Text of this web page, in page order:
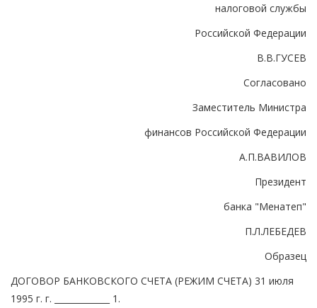
налоговой службы
Российской Федерации
В.В.ГУСЕВ
Согласовано
Заместитель Министра
финансов Российской Федерации
А.П.ВАВИЛОВ
Президент
банка "Менатеп"
П.Л.ЛЕБЕДЕВ
Образец
ДОГОВОР БАНКОВСКОГО СЧЕТА (РЕЖИМ СЧЕТА) 31 июля
1995 г. г. _____________ 1.